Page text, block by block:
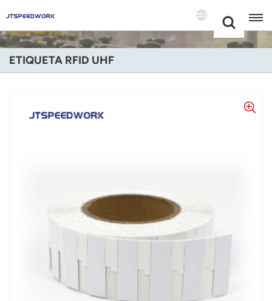
+86 -18681515767
English
Português
ETIQUETA RFID UHF